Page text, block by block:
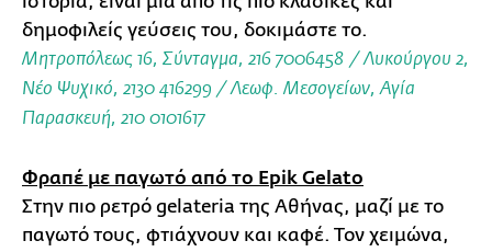
δημοφιλείς γεύσεις του, δοκιμάστε το.
Μητροπόλεως 16, Σύνταγμα, 216 7006458 / Λυκούργου 2,
Νέο Ψυχικό, 2130 416299 / Λεωφ. Μεσογείων, Αγία
Παρασκευή, 210 0101617
Φραπέ με παγωτό από το Epik Gelato
Στην πιο ρετρό gelateria της Αθήνας, μαζί με το
παγωτό τους, φτιάχνουν και καφέ. Τον χειμώνα,